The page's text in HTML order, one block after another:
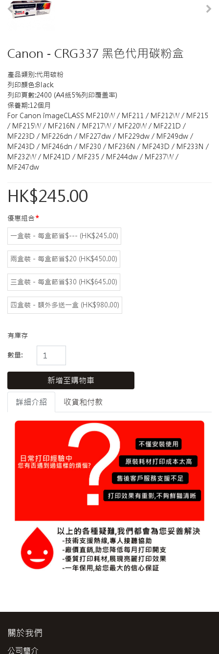
Canon - CRG337 黑色代用碳粉盒
產品類别:代用碳粉
列印顏色:Black
列印頁數:2400 (A4紙5%列印覆盖率)
保養期:12個月
For Canon imageCLASS MF210W / MF211 / MF212W / MF215
/ MF215W / MF216N / MF217W / MF220W / MF221D /
MF223D / MF226dn / MF227dw / MF229dw / MF249dw /
MF243D / MF246dn / MF230 / MF236N / MF243D / MF233N /
MF232W / MF241D / MF235 / MF244dw / MF237W /
MF247dw
HK$245.00
優惠組合
一盒裝 - 每盒節省$--- (HK$245.00)
兩盒裝 - 每盒節省$20 (HK$450.00)
三盒裝 - 每盒節省$30 (HK$645.00)
四盒裝 - 額外多送一盒 (HK$980.00)
有庫存
數量:
新增至購物車
詳細介紹 收貨和付款
關於我們
公司簡介